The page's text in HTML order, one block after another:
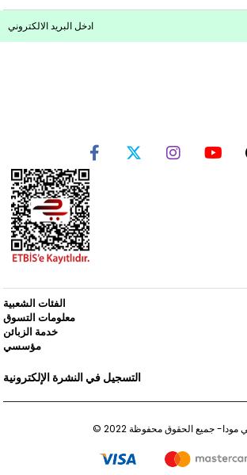
الفئات الشعبية
معلومات التسوق
خدمة الزبائن
مؤسسي
التسجيل في النشرة الإلكترونية